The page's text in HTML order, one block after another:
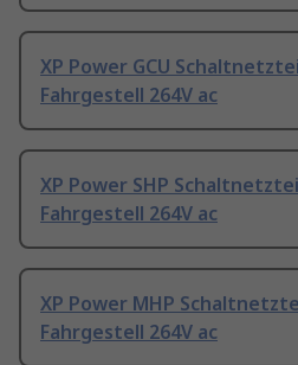
XP Power GCU
Fahrgestell 264V ac
XP Power SHP
Fahrgestell 264V ac
XP Power MHP
Fahrgestell 264V ac